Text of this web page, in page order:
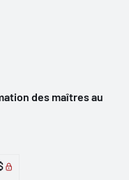
des maîtres au